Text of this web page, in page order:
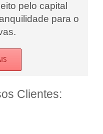
pelo capital
para o
Clientes: